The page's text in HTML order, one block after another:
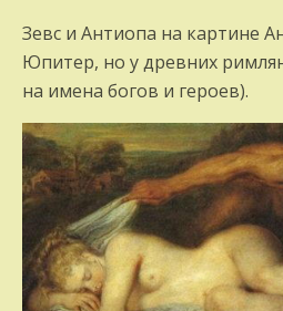
Зевс и Антиопа на картине
Юпитер, но у древних
на имена богов и героев).